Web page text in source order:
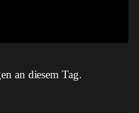
an diesem Tag.